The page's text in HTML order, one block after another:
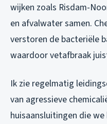
wijken zoals Risdam-
en afvalwater samen.
verstoren de bacteriële
waardoor vetafbraak
Ik zie regelmatig
van agressieve
huisaansluitingen die